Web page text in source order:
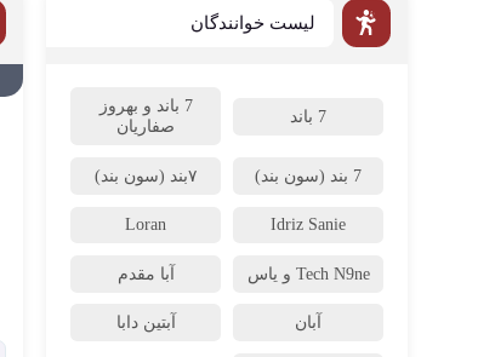
لیست خوانندگان
7 باند
7 باند و بهروز
صفاریان
7 بند (سون بند) ۷بند (سون بند)
Idriz Sanie
Loran
Tech N9ne و یاس آبا مقدم
آبان آبتین دابا